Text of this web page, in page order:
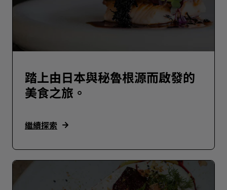
踏上由日本與秘魯根源而啟發的
美食之旅。
繼續探索